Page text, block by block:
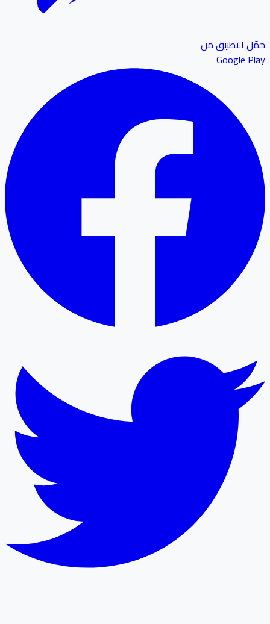
التطبيق من
Google